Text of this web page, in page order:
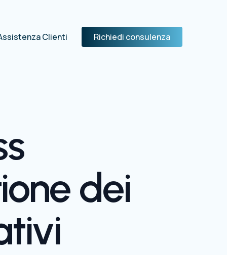
Clienti Richiedi consulenza
dei